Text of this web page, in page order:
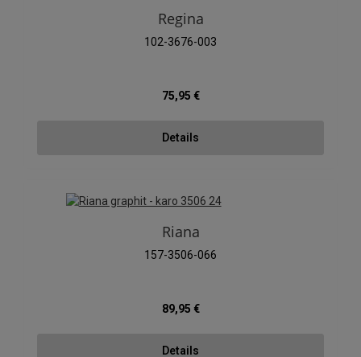
Regina
102-3676-003
Regulärer Preis:
75,95 €
Details
Riana
157-3506-066
Regulärer Preis:
89,95 €
Details